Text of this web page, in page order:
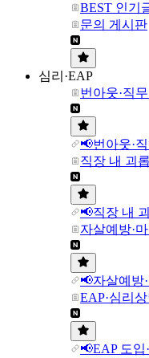
BEST 인기
문의 게시판
심리·EAP
번아웃·직
📢번아웃·
직장 내 괴
📢직장 내
자살예방·
📢자살예방
EAP·심리
📢EAP 도입